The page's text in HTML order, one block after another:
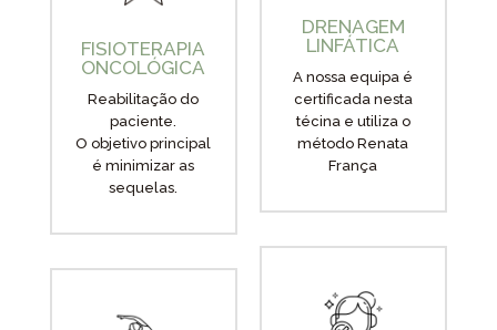
FISIOTERAPIA
ONCOLÓGICA
Reabilitação do
paciente.
O objetivo principal
é minimizar as
sequelas.
DRENAGEM
LINFÁTICA
A nossa equipa é
certificada nesta
técina e utiliza o
método Renata
França